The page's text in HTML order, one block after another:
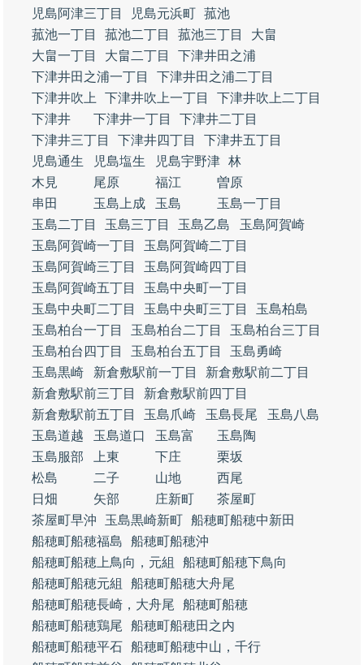
児島阿津三丁目
児島元浜町 菰池
菰池一丁目
菰池二丁目 菰池三丁目
大畠
大畠一丁目
大畠二丁目
下津井田之浦
下津井田之浦一丁目
下津井田之浦二丁目
下津井吹上
下津井吹上一丁目
下津井吹上二丁目
下津井
下津井一丁目
下津井二丁目
下津井三丁目
下津井四丁目
下津井五丁目
児島通生
児島塩生 児島宇野津 林
木見
尾原 福江
曽原
串田
玉島上成 玉島
玉島一丁目
玉島二丁目
玉島三丁目 玉島乙島
玉島阿賀崎
玉島阿賀崎一丁目
玉島阿賀崎二丁目
玉島阿賀崎三丁目
玉島阿賀崎四丁目
玉島阿賀崎五丁目
玉島中央町一丁目
玉島中央町二丁目
玉島中央町三丁目
玉島柏島
玉島柏台一丁目
玉島柏台二丁目
玉島柏台三丁目
玉島柏台四丁目
玉島柏台五丁目
玉島勇崎
玉島黒崎
新倉敷駅前一丁目
新倉敷駅前二丁目
新倉敷駅前三丁目
新倉敷駅前四丁目
新倉敷駅前五丁目
玉島爪崎 玉島長尾
玉島八島
玉島道越
玉島道口 玉島富
玉島陶
玉島服部
上東 下庄
栗坂
松島
二子 山地
西尾
日畑
矢部 庄新町
茶屋町
茶屋町早沖
玉島黒崎新町 船穂町船穂中新田
船穂町船穂福島
船穂町船穂沖
船穂町船穂上鳥向，元組
船穂町船穂下鳥向
船穂町船穂元組
船穂町船穂大舟尾
船穂町船穂長崎，大舟尾
船穂町船穂
船穂町船穂鶏尾
船穂町船穂田之内
船穂町船穂平石 船穂町船穂中山，千行